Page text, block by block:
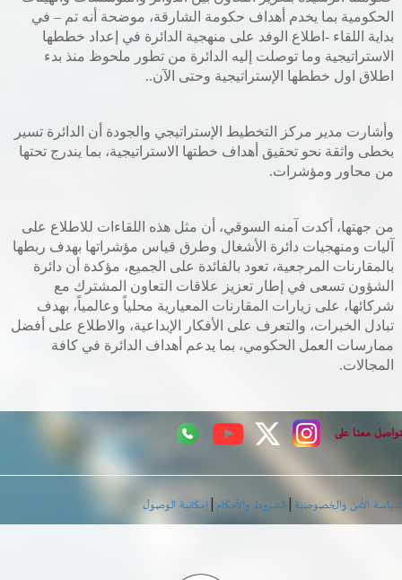
الحكومية بما يخدم أهداف حكومة الشارقة، موضحة أنه تم – في
بداية اللقاء -اطلاع الوفد على منهجية الدائرة في إعداد خططها
الاستراتيجية وما توصلت إليه الدائرة من تطور ملحوظ منذ بدء
اطلاق اول خططها الإستراتيجية وحتى الآن..
وأشارت مدير مركز التخطيط الإستراتيجي والجودة أن الدائرة تسير
بخطى واثقة نحو تحقيق أهداف خطتها الاستراتيجية، بما يندرج تحتها
من محاور ومؤشرات.
من جهتها، أكدت آمنه السوقي، أن مثل هذه اللقاءات للاطلاع على
آليات ومنهجيات دائرة الأشغال وطرق قياس مؤشراتها بهدف ربطها
بالمقارنات المرجعية، تعود بالفائدة على الجميع، مؤكدة أن دائرة
الشؤون تسعى في إطار تعزيز علاقات التعاون المشترك مع
شركائها، على زيارات المقارنات المعيارية محلياً وعالمياً، بهدف
تبادل الخبرات، والتعرف على الأفكار الإبداعية، والاطلاع على أفضل
ممارسات العمل الحكومي، بما يدعم أهداف الدائرة في كافة
المجالات.
معنا على
الأمن والخصوصية| الشروط والأحكام| إمكانية الوصول